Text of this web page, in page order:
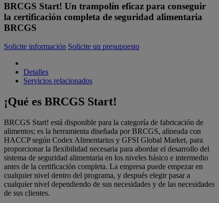
BRCGS Start! Un trampolín eficaz para conseguir
la certificación completa de seguridad alimentaria
BRCGS
Solicite información Solicite un presupuesto
Detalles
Servicios relacionados
¡Qué es BRCGS Start!
BRCGS Start! está disponible para la categoría de fabricación de
alimentos; es la herramienta diseñada por BRCGS, alineada con
HACCP según Codex Alimentarius y GFSI Global Market, para
proporcionar la flexibilidad necesaria para abordar el desarrollo del
sistema de seguridad alimentaria en los niveles básico e intermedio
antes de la certificación completa. La empresa puede empezar en
cualquier nivel dentro del programa, y después elegir pasar a
cualquier nivel dependiendo de sus necesidades y de las necesidades
de sus clientes.